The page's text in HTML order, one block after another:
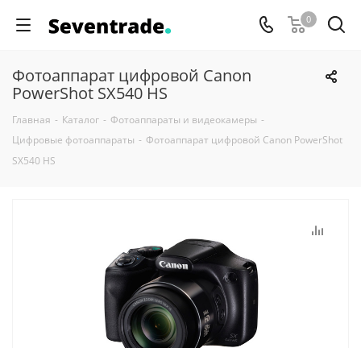
0
Фотоаппарат цифровой Canon
PowerShot SX540 HS
Главная - Каталог - Фотоаппараты и видеокамеры -
Цифровые фотоаппараты - Фотоаппарат цифровой Canon PowerShot
SX540 HS